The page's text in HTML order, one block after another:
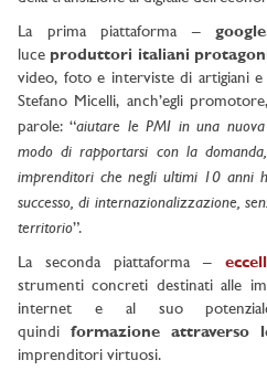
La prima piattaforma –
luce produttori italiani
video, foto e interviste di artigiani
Stefano Micelli, anch’egli
parole: “aiutare le PMI in una
modo di rapportarsi con la
imprenditori che negli ultimi 10 anni
successo, di internazionalizzazione,
territorio”.
La seconda piattaforma –
strumenti concreti destinati alle
internet e al suo
quindi formazione attraverso
imprenditori virtuosi.